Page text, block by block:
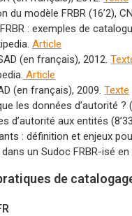
du modèle FRBR (16’2),
: exemples de
Article
(en français), 2012.
Article
(en français), 2009.Texte
les données d’autorité ?
d’autorité aux entités
: définition et enjeux
un Sudoc FRBR-isé
de